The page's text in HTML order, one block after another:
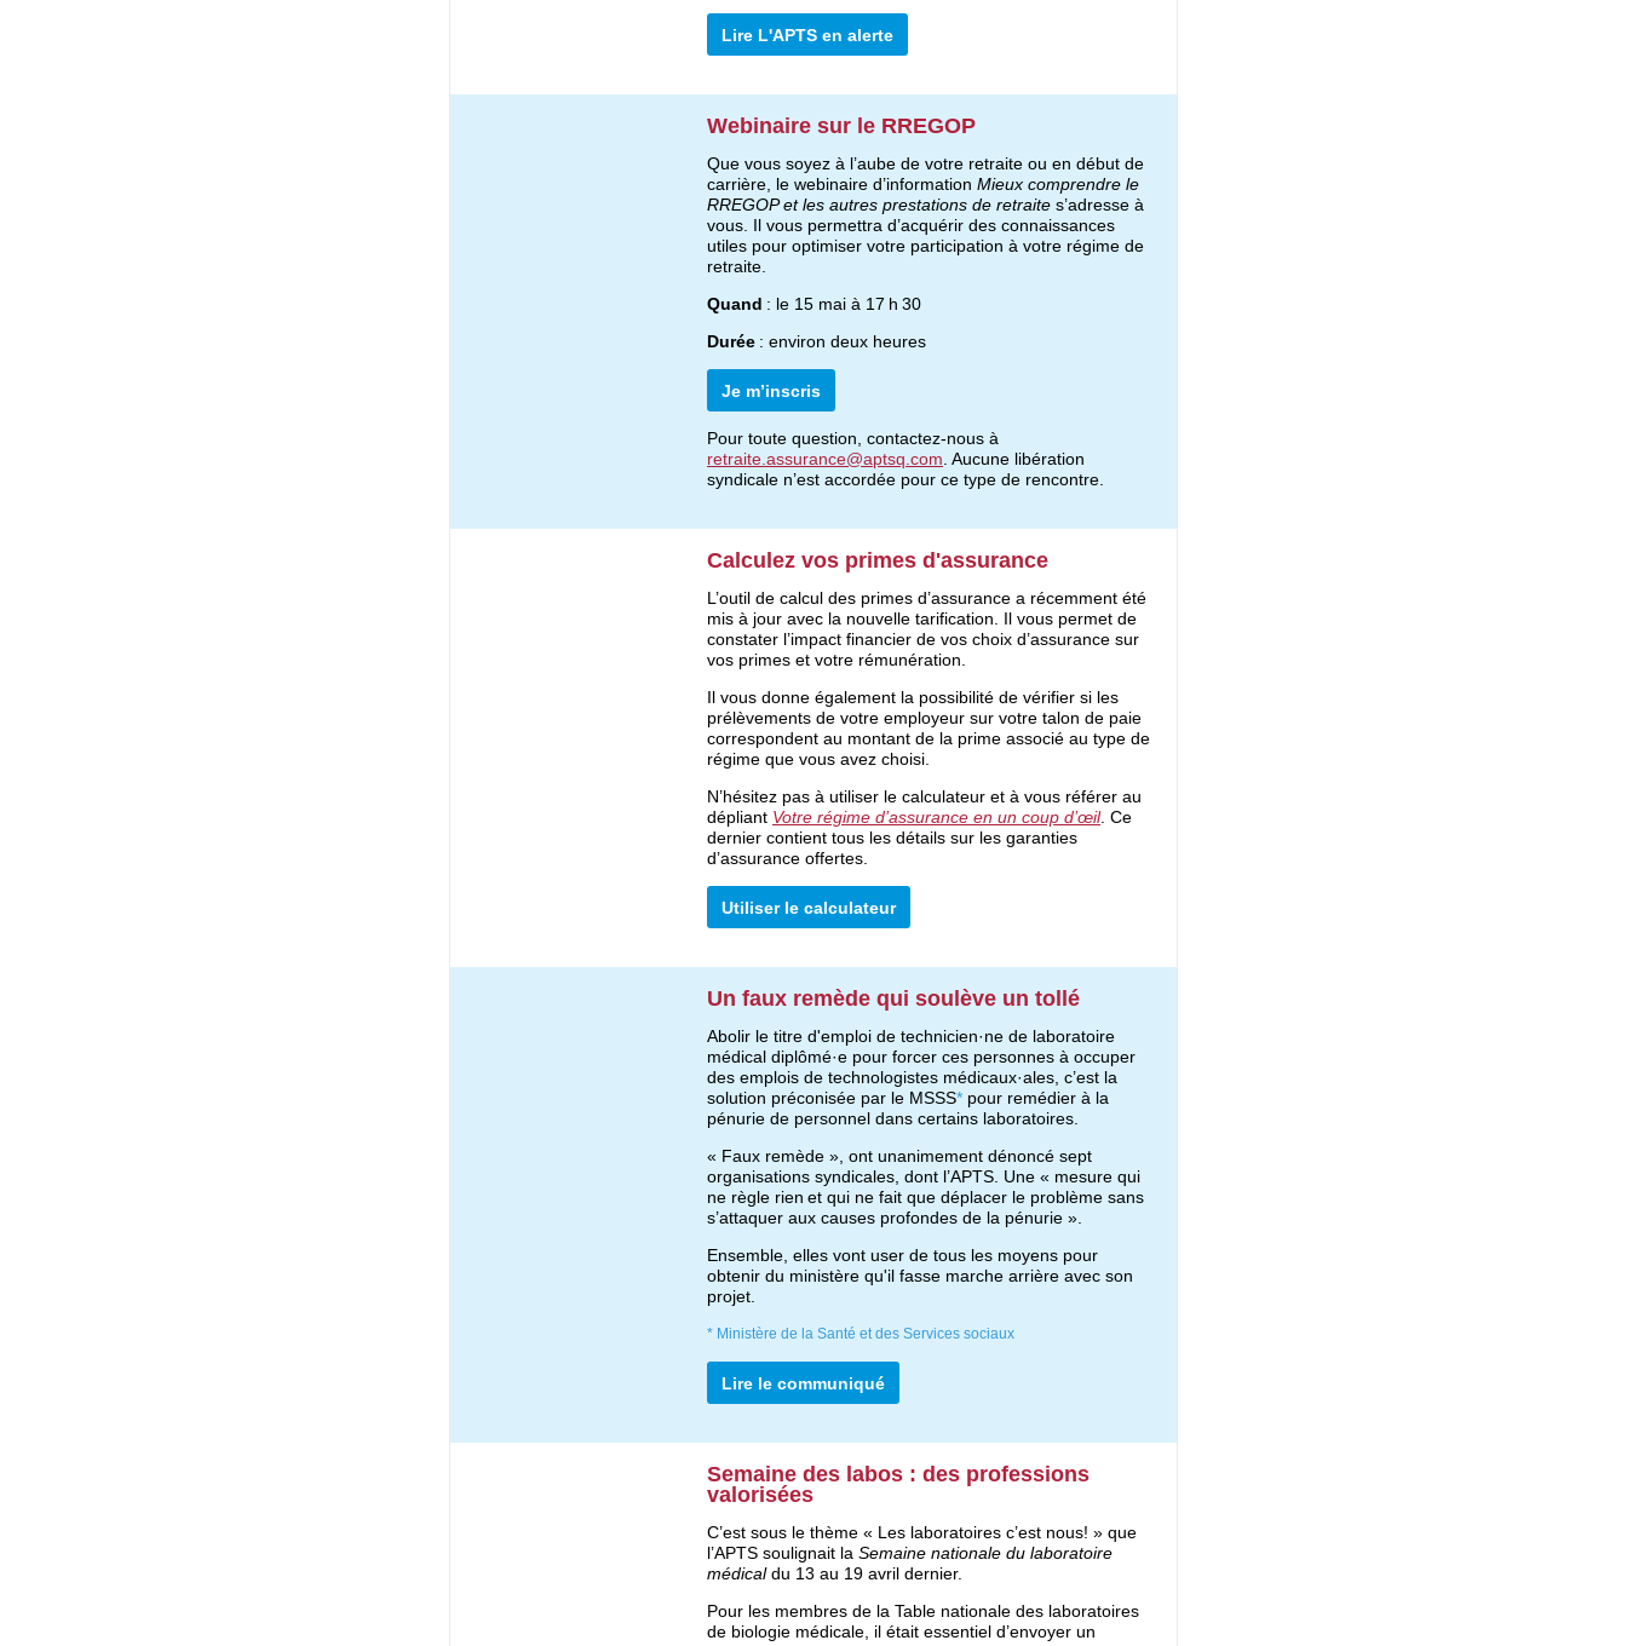
Lire L'APTS en alerte
Webinaire sur le RREGOP
Que vous soyez à l’aube de votre retraite ou en début de
carrière, le webinaire d’information Mieux comprendre le
RREGOP et les autres prestations de retraite s’adresse à
vous. Il vous permettra d’acquérir des connaissances
utiles pour optimiser votre participation à votre régime de
retraite.
Quand : le 15 mai à 17 h 30
Durée : environ deux heures
Je m’inscris
retraite.assurance@aptsq.com Aucune libération
syndicale n’est accordée pour ce type de rencontre.
Calculez vos primes d'assurance
L’outil de calcul des primes d’assurance a récemment été
mis à jour avec la nouvelle tarification. Il vous permet de
constater l’impact financier de vos choix d’assurance sur
vos primes et votre rémunération.
Il vous donne également la possibilité de vérifier si les
prélèvements de votre employeur sur votre talon de paie
régime que vous avez choisi.
N’hésitez pas à utiliser le calculateur et à vous référer au
dépliant Votre régime d’assurance en un coup d’œil . Ce
dernier contient tous les détails sur les garanties
d’assurance offertes.
Utiliser le calculateur
Un faux remède qui soulève un tollé
Abolir le titre d'emploi de technicien·ne de laboratoire
médical diplômé·e pour forcer ces personnes à occuper
des emplois de technologistes médicaux·ales , c’est la
solution préconisée par le MSSS* pour remédier à la
pénurie de personnel dans certains laboratoires
« Faux remède », ont unanimement dénoncé sept
organisations syndicales, dont l’APTS. Une « mesure qui
ne règle rien et qui ne fait que déplacer le problème sans
s’attaquer aux causes profondes de la pénurie ».
Ensemble, elles vont user de tous les moyens pour
obtenir du ministère qu'il fasse marche arrière avec son
projet.
* Ministère de la Santé et des Services sociaux
Lire le communiqué
Semaine des labos : des professions
valorisées
C’est sous le thème « Les laboratoires c’est nous! » que
l’APTS soulignait la Semaine nationale du laboratoire
médicaldu 13 au 19 avril dernier.
Pour les membres de la Table nationale des laboratoires
de biologie médicale, il était essentiel d’envoyer un